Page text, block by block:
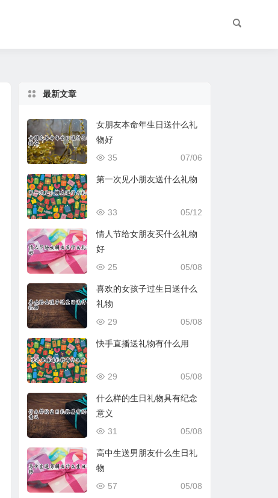
最新文章
女朋友本命年生日送什么礼
物好
07/06
35
第一次见小朋友送什么礼物
05/12
33
情人节给女朋友买什么礼物
好
05/08
25
喜欢的女孩子过生日送什么
礼物
05/08
29
快手直播送礼物有什么用
05/08
29
什么样的生日礼物具有纪念
意义
05/08
31
高中生送男朋友什么生日礼
物
05/08
57